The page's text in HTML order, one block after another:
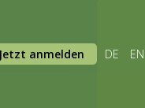
anmelden DE EN